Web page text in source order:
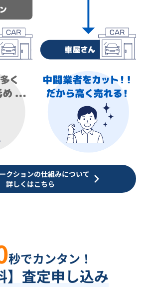
クションの仕組みについて
詳しくはこちら
秒でカンタン！
】査定申し込み